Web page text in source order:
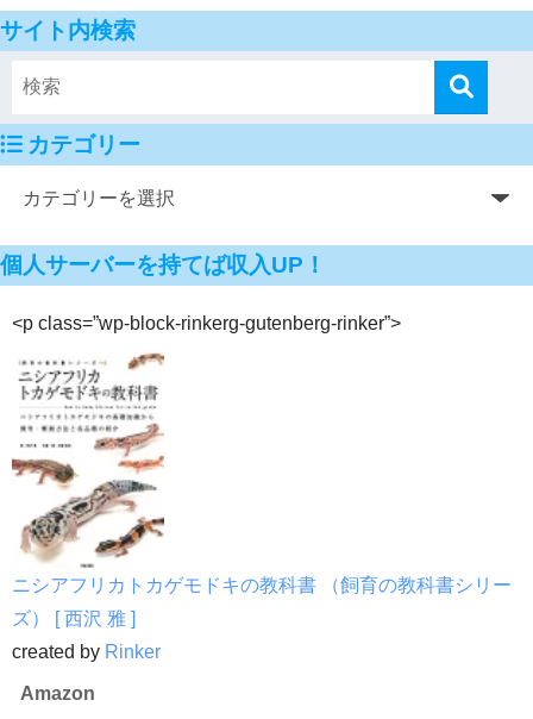
サイト内検索
カテゴリー
個人サーバーを持てば収入UP！
<p class=”wp-block-rinkerg-gutenberg-rinker”>
ニシアフリカトカゲモドキの教科書 （飼育の教科書シリー
ズ） [ 西沢 雅 ]
created by Rinker
Amazon